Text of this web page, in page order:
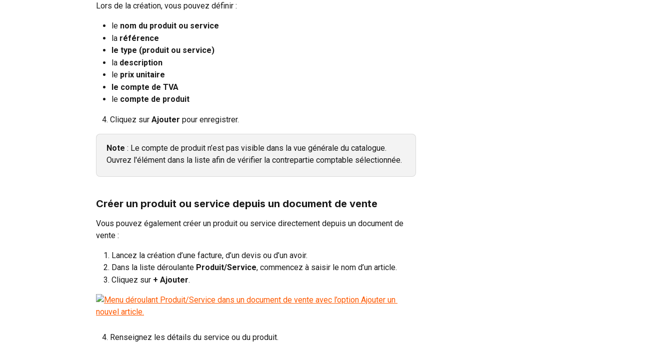
Lors de la création, vous pouvez définir :
le nom du produit ou service
la référence
le type (produit ou service)
la description
le prix unitaire
le compte de TVA
le compte de produit
   4. Cliquez sur
Ajouter pour enregistrer.
Note : Le compte de produit n’est pas visible dans la vue générale du catalogue.
Ouvrez l'élément dans la liste afin de vérifier la contrepartie comptable sélectionnée.
Créer un produit ou service depuis un document de vente
Vous pouvez également créer un produit ou service directement depuis un document de
vente :
Lancez la création d’une facture, d’un devis ou d’un avoir.
Dans la liste déroulante Produit/Service, commencez à saisir le nom d’un article.
Cliquez sur + Ajouter.
   4. Renseignez les détails du service ou du produit.